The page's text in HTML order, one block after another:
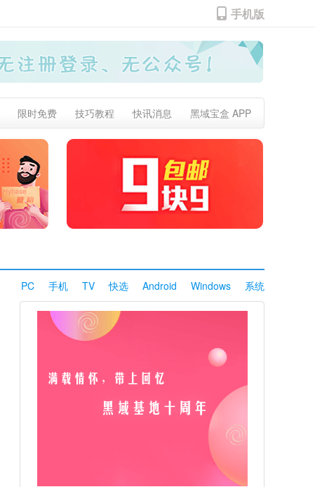
手机版
限时免费 技巧教程 快讯消息 黑域宝盒 APP
PC 手机 TV 快选 Android Windows 系统